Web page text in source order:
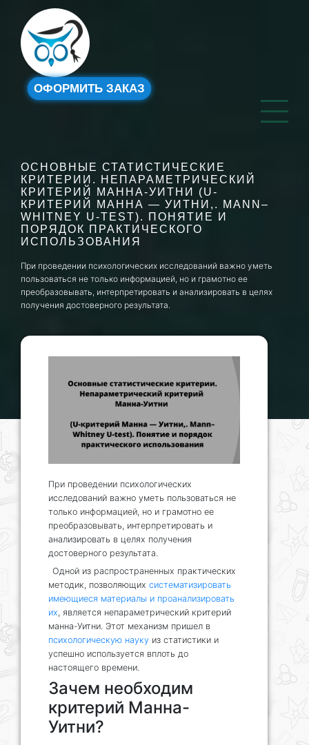
ОФОРМИТЬ ЗАКАЗ
ОСНОВНЫЕ СТАТИСТИЧЕСКИЕ
КРИТЕРИИ. НЕПАРАМЕТРИЧЕСКИЙ
КРИТЕРИЙ МАННА-УИТНИ (U-
КРИТЕРИЙ МАННА — УИТНИ,. MANN–
WHITNEY U-TEST). ПОНЯТИЕ И
ПОРЯДОК ПРАКТИЧЕСКОГО
ИСПОЛЬЗОВАНИЯ
При проведении психологических исследований важно уметь
пользоваться не только информацией, но и грамотно ее
преобразовывать, интерпретировать и анализировать в целях
получения достоверного результата.
При проведении психологических
исследований важно уметь пользоваться не
только информацией, но и грамотно ее
преобразовывать, интерпретировать и
анализировать в целях получения
достоверного результата.
Одной из распространенных практических
методик, позволяющих систематизировать
имеющиеся материалы и проанализировать
их, является непараметрический критерий
манна-Уитни. Этот механизм пришел в
психологическую науку из статистики и
успешно используется вплоть до
настоящего времени.
Зачем необходим
критерий Манна-
Уитни?